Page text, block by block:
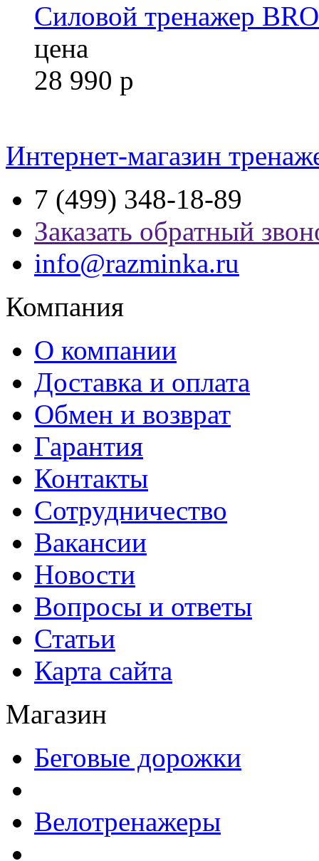
Силовой тренажер
цена
28 990 р
Интернет-магазин
7 (499) 348-18-89
Заказать обратный
info@razminka.ru
Компания
О компании
Доставка и оплата
Обмен и возврат
Гарантия
Контакты
Сотрудничество
Вакансии
Новости
Вопросы и ответы
Статьи
Карта сайта
Магазин
Беговые дорожки
Велотренажеры